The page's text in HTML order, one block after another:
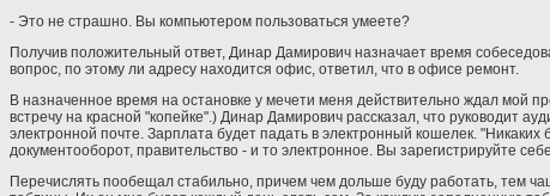
- Это не страшно. Вы компьютером пользоваться умеете?
Получив положительный ответ, Динар Дамирович назначает время
вопрос, по этому ли адресу находится офис, ответил, что в офисе ремонт.
В назначенное время на остановке у мечети меня действительно ждал
встречу на красной "копейке".) Динар Дамирович рассказал, что руководит
электронной почте. Зарплата будет падать в электронный кошелек.
документооборот, правительство - и то электронное. Вы зарегистрируйте
Перечислять пообещал стабильно, причем чем дольше буду работать, тем